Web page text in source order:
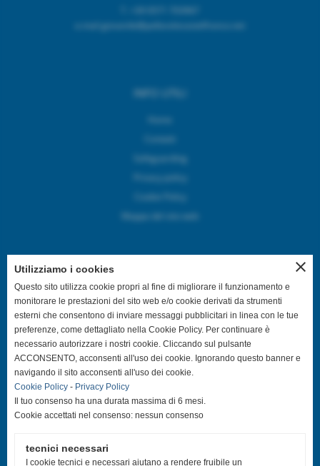
e.mail giovanile@pallavolocastelfranco.net
INFO UTILI
Contatti
Safeguarding
Mappa del sito web
SEGUICI SUI CANALI SOCIAL
@asdpallavolocastelfranco
@asdpallavolocastelfranco
Community Asd Pallavolo Castelfranco
@giovanile_castelfranco
close
Utilizziamo i cookies
Questo sito utilizza cookie propri al fine di migliorare il funzionamento e
monitorare le prestazioni del sito web e/o cookie derivati da strumenti
esterni che consentono di inviare messaggi pubblicitari in linea con le tue
preferenze, come dettagliato nella Cookie Policy. Per continuare è
necessario autorizzare i nostri cookie. Cliccando sul pulsante
ACCONSENTO, acconsenti all'uso dei cookie. Ignorando questo banner e
navigando il sito acconsenti all'uso dei cookie.
Cookie Policy - Privacy Policy
Il tuo consenso ha una durata massima di 6 mesi.
Cookie accettati nel consenso: nessun consenso
tecnici necessari
I cookie tecnici e necessari aiutano a rendere fruibile un